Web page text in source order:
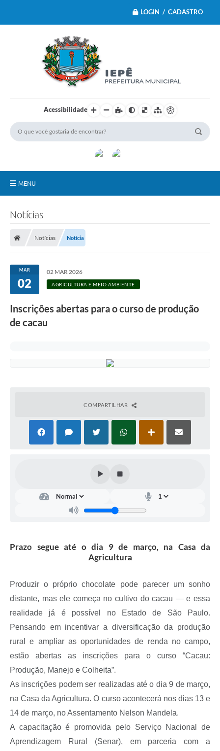
LOGIN / CADASTRO
Acessibilidade
MENU
Serviços Públicos
Carta de Serviços
Questionário de Mapeamento Cultural
Veículos paralisados
Legislação
Links
Serviços Online
A Prefeitura
Serviço de Informação ao Cidadão (SIC)
Notícias
Notícias Notícia
MAR
02
02 MAR 2026
AGRICULTURA E MEIO AMBIENTE
Inscrições abertas para o curso de produção
de cacau
COMPARTILHAR
Prazo segue até o dia 9 de março, na Casa da
Agricultura
Produzir o próprio chocolate pode parecer um sonho
distante, mas ele começa no cultivo do cacau — e essa
realidade já é possível no Estado de São Paulo.
Pensando em incentivar a diversificação da produção
rural e ampliar as oportunidades de renda no campo,
estão abertas as inscrições para o curso “Cacau:
Produção, Manejo e Colheita”.
As inscrições podem ser realizadas até o dia 9 de março,
na Casa da Agricultura. O curso acontecerá nos dias 13 e
14 de março, no Assentamento Nelson Mandela.
A capacitação é promovida pelo Serviço Nacional de
Aprendizagem Rural (Senar), em parceria com a